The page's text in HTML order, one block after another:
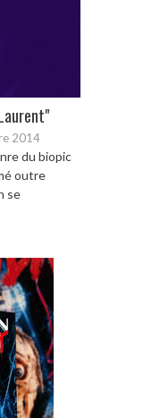
2014
du biopic
outre
se